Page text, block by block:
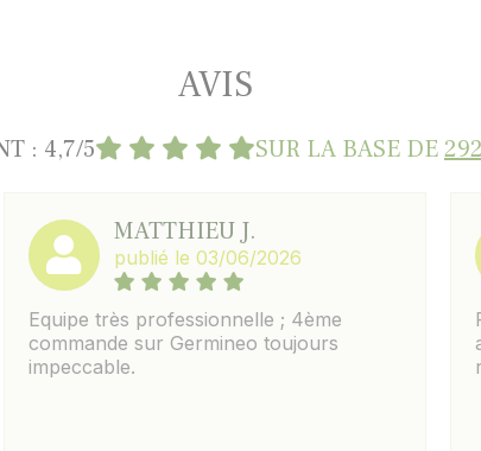
AVIS
: 4,7/5 SUR LA BASE DE
MATTHIEU J.
publié le 03/06/2026
Equipe très professionnelle ; 4ème
commande sur Germineo toujours
impeccable.